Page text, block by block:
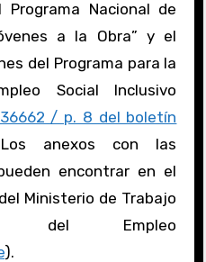
Programa Nacional de
a la Obra” y el
del Programa para la
Social Inclusivo
/ p. 8 del boletín
anexos con las
encontrar en el
Ministerio de Trabajo
del Empleo
).